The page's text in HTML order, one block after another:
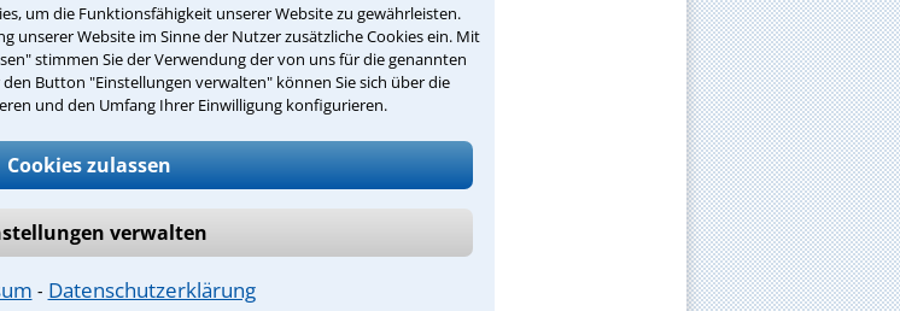
um die Funktionsfähigkeit unserer Website zu gewährleisten.
unserer Website im Sinne der Nutzer zusätzliche Cookies ein. Mit
stimmen Sie der Verwendung der von uns für die genannten
Button "Einstellungen verwalten" können Sie sich über die
und den Umfang Ihrer Einwilligung konfigurieren.
Cookies zulassen
verwalten
⁃ Datenschutzerklärung